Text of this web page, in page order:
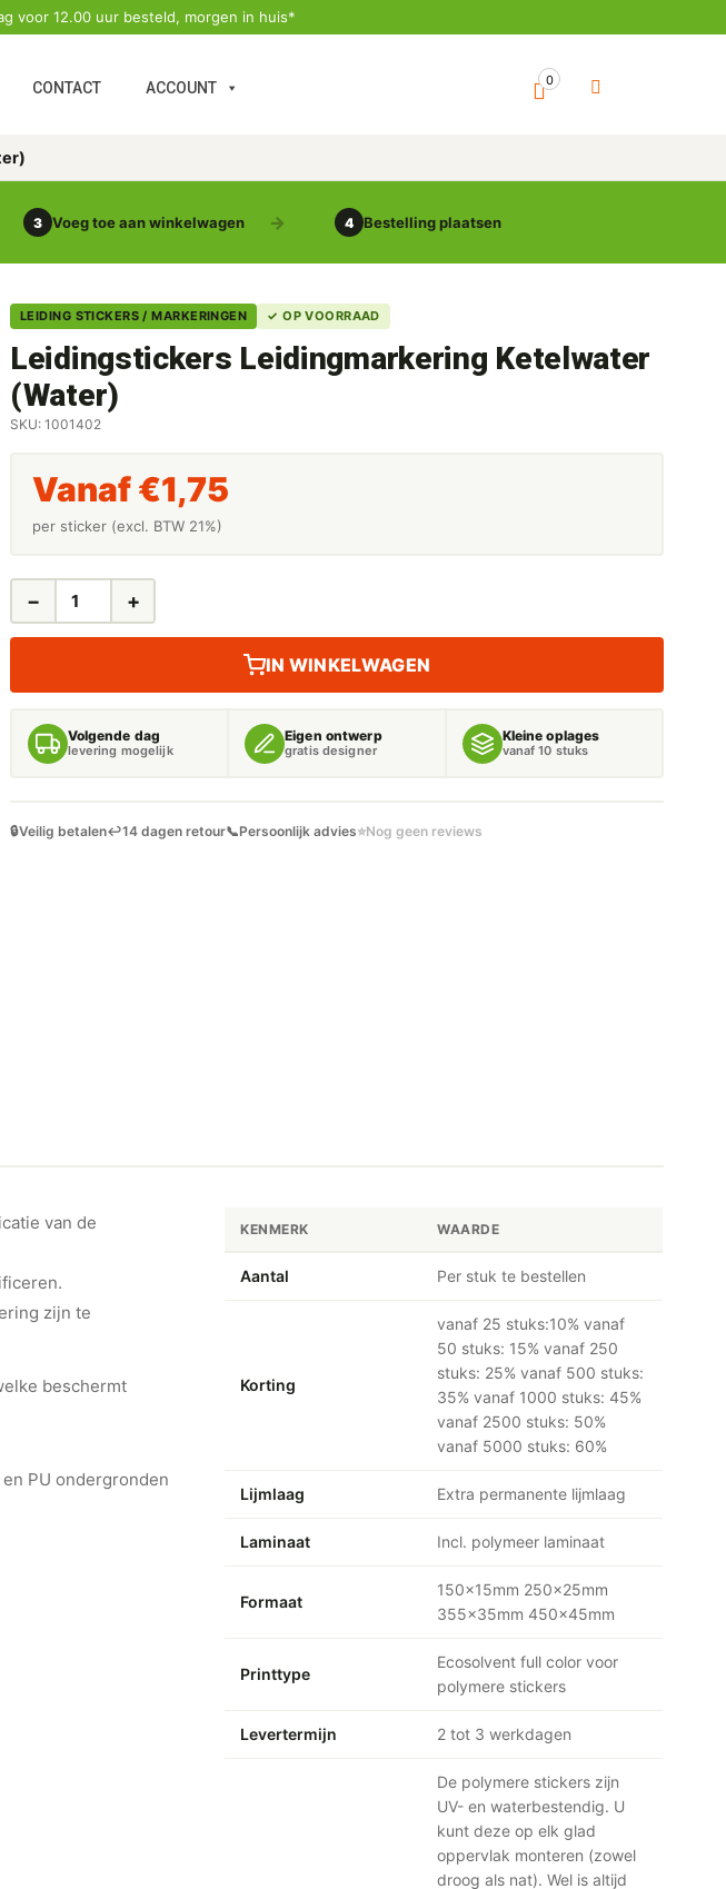
voor 12.00 uur besteld, morgen in huis*
CONTACT ACCOUNT 0
3 Voeg toe aan winkelwagen 4 Bestelling plaatsen
LEIDING STICKERS / MARKERINGEN ✓ OP VOORRAAD
Leidingstickers Leidingmarkering Ketelwater
(Water)
SKU: 1001402
Vanaf €1,75
per sticker (excl. BTW 21%)
LEIDINGSTICKERS
− +
IN WINKELWAGEN
Volgende dag
levering mogelijk
Eigen ontwerp
gratis designer
Kleine oplages
vanaf 10 stuks
🔒Veilig betalen↩️14 dagen retour📞Persoonlijk advies⭐Nog geen reviews
van de
zijn te
beschermt
PU ondergronden
KENMERK WAARDE
Aantal Per stuk te bestellen
Korting
vanaf 25 stuks:10% vanaf
50 stuks: 15% vanaf 250
stuks: 25% vanaf 500 stuks:
35% vanaf 1000 stuks: 45%
vanaf 2500 stuks: 50%
vanaf 5000 stuks: 60%
Lijmlaag Extra permanente lijmlaag
Laminaat Incl. polymeer laminaat
Formaat
150x15mm 250x25mm
355x35mm 450x45mm
Printtype
Ecosolvent full color voor
polymere stickers
Levertermijn 2 tot 3 werkdagen
De polymere stickers zijn
UV- en waterbestendig. U
kunt deze op elk glad
oppervlak monteren (zowel
droog als nat). Wel is altijd